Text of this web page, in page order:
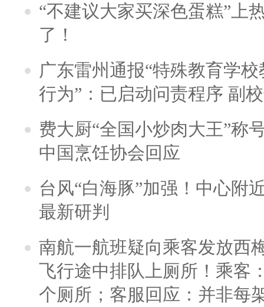
“不建议大家买深色蛋糕”上
了！
广东雷州通报“特殊教育学
行为”：已启动问责程序 副
费大厨“全国小炒肉大王”称
中国烹饪协会回应
台风“白海豚”加强！中心附
最新研判
南航一航班疑向乘客发放西
飞行途中排队上厕所！乘客
个厕所；客服回应：并非每